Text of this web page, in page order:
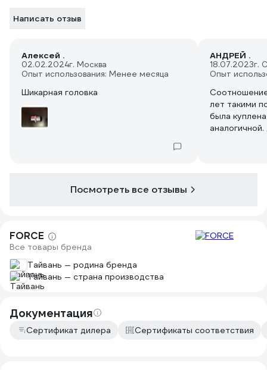
Написать отзыв
Алексей .
02.02.2024г. Москва
Опыт использования: Менее месяца
Шикарная головка
АНДРЕЙ .
18.07.2023г.
Опыт
лет такими
была
Посмотреть все отзывы
FORCE
Все товары бренда
Тайвань — родина бренда
Тайвань — страна производства
Документация
Сертификат дилера Сертификаты соответствия